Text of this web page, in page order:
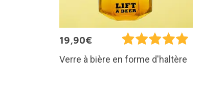
19,90€
Verre à bière en forme d'haltère